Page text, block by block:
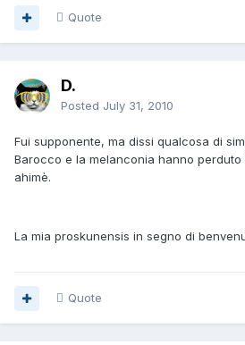
Quote
D.
Posted July 31, 2010
Fui supponente, ma dissi qualcosa di
Barocco e la melanconia hanno
ahimè.
La mia proskunensis in segno di
Quote